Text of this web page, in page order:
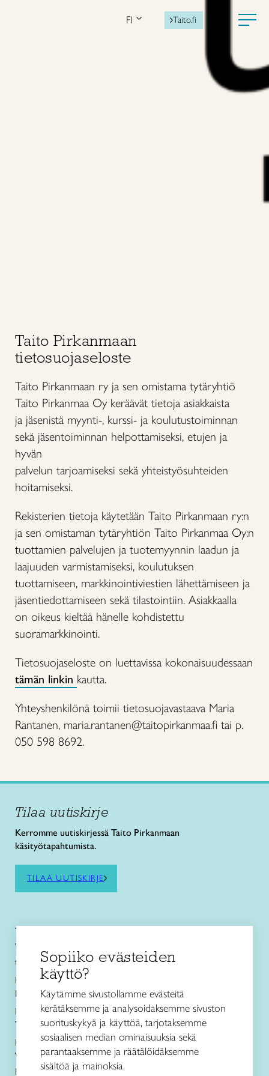
FI Taito.fi
Taito Pirkanmaan
tietosuojaseloste
Taito Pirkanmaan ry ja sen omistama tytäryhtiö
Taito Pirkanmaa Oy keräävät tietoja asiakkaista
ja jäsenistä myynti-, kurssi- ja koulutustoiminnan
sekä jäsentoiminnan helpottamiseksi, etujen ja
hyvän
palvelun tarjoamiseksi sekä yhteistyösuhteiden
hoitamiseksi.
Rekisterien tietoja käytetään Taito Pirkanmaan ry:n
ja sen omistaman tytäryhtiön Taito Pirkanmaa Oy:n
tuottamien palvelujen ja tuotemyynnin laadun ja
laajuuden varmistamiseksi, koulutuksen
tuottamiseen, markkinointiviestien lähettämiseen ja
jäsentiedottamiseen sekä tilastointiin. Asiakkaalla
on oikeus kieltää hänelle kohdistettu
suoramarkkinointi.
Tietosuojaseloste on luettavissa kokonaisuudessaan
tämän linkin kautta.
Yhteyshenkilönä toimii tietosuojavastaava Maria
Rantanen, maria.rantanen@taitopirkanmaa.fi tai p.
050 598 8692.
Tilaa uutiskirje
Kerromme uutiskirjessä Taito Pirkanmaan
käsityötapahtumista.
TILAA UUTISKIRJE
Taito Pirkanmaa ry
Vuolteentori 2, 33100 Tampere
toimisto@taitopirkanmaa.fi
p. 050 471 0691
Käsityö- ja muotoilukoulu Näpsä
p. 050 560 6332
Taito Shop Tampere
p. 050 598 4367
Verkkokauppa
Lanka- ja ohjetiedustelut sekä jälleenmyynti
Sopiiko evästeiden
käyttö?
Käytämme sivustollamme evästeitä
kerätäksemme ja analysoidaksemme sivuston
suorituskykyä ja käyttöä, tarjotaksemme
sosiaalisen median ominaisuuksia sekä
parantaaksemme ja räätälöidäksemme
sisältöä ja mainoksia.